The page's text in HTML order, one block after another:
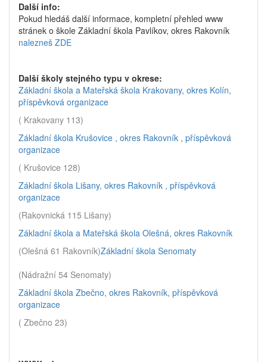
Další info:
Pokud hledáš další informace, kompletní přehled www
stránek o škole Základní škola Pavlíkov, okres Rakovník
nalezneš ZDE
Další školy stejného typu v okrese:
Základní škola a Mateřská škola Krakovany, okres Kolín,
příspěvková organizace
( Krakovany 113)
Základní škola Krušovice , okres Rakovník , příspěvková
organizace
( Krušovice 128)
Základní škola Lišany, okres Rakovník , příspěvková
organizace
(Rakovnická 115 Lišany)
Základní škola a Mateřská škola Olešná, okres Rakovník
(Olešná 61 Rakovník)Základní škola Senomaty
(Nádražní 54 Senomaty)
Základní škola Zbečno, okres Rakovník, příspěvková
organizace
( Zbečno 23)